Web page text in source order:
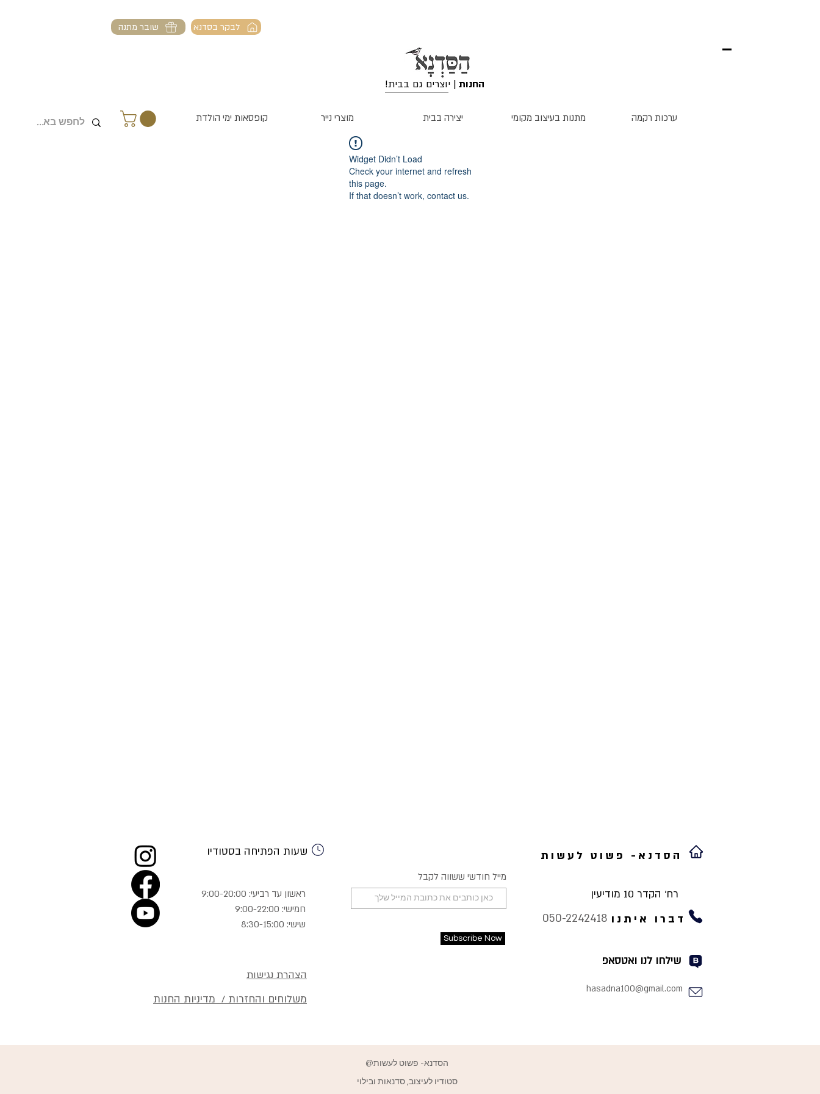
שובר מתנה לבקר בסדנא
החנות | יוצרים גם בבית!
ערכות רקמה מתנות בעיצוב מקומי יצירה בבית מוצרי נייר קופסאות ימי הולדת
Widget Didn’t Load
Check your internet and refresh
this page.
If that doesn’t work, contact us.
שעות הפתיחה בסטודיו
ראשון עד רביעי: 9:00-20:00
חמישי: 9:00-22:00
שישי: 8:30-15:00
הצהרת נגישות
מייל חודשי ששווה לקבל
Subscribe Now
משלוחים והחזרות / מדיניות החנות
הסדנא- פשוט לעשות
רח' הקדר 10 מודיעין
דברו איתנו 050-2242418
שילחו לנו ואטסאפ
hasadna100@gmail.com
@הסדנא- פשוט לעשות
סטודיו לעיצוב, סדנאות ובילוי